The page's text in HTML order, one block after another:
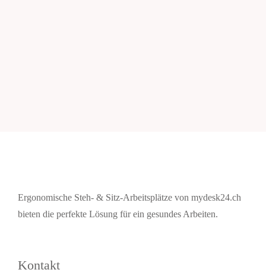
Ergonomische Steh- & Sitz-Arbeitsplätze von mydesk24.ch
bieten die perfekte Lösung für ein gesundes Arbeiten.
Kontakt